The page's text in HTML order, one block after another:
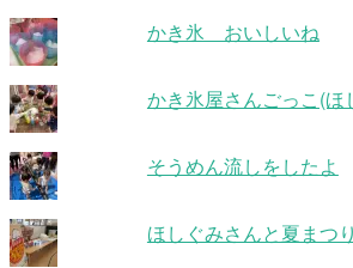
かき氷 おいしいね
かき氷屋さんごっこ(ほ
そうめん流しをしたよ
ほしぐみさんと夏まつり